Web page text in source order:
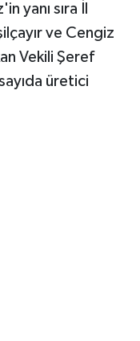
yanı sıra İl
ve Cengiz
Vekili Şeref
üretici